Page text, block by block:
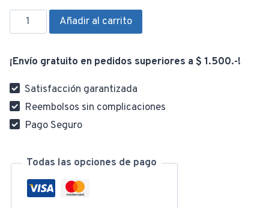
original
era:
$ 320,00.
es:
Exfoliador
Facial
Masajeador
cantidad
Añadir al carrito
¡Envío gratuito en pedidos superiores a $ 1.500.-!
Satisfacción garantizada
Reembolsos sin complicaciones
Pago Seguro
Todas las opciones de pago